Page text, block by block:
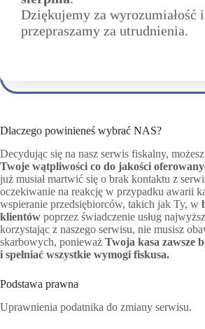
Dziękujemy za wyrozumiałość i
przepraszamy za utrudnienia.
Zawiadomienie podatnika o
Dlaczego powinieneś wybrać NAS?
Decydując się na nasz serwis fiskalny,
Twoje wątpliwości co do jakości
już musiał martwić się o brak kontaktu z
oczekiwanie na reakcję w przypadku awarii
wspieranie przedsiębiorców, takich jak Ty, w
klientów poprzez świadczenie usług
korzystając z naszego serwisu, nie musisz
skarbowych, ponieważ Twoja kasa zawsze
i spełniać wszystkie wymogi fiskusa.
Podstawa prawna
Uprawnienia podatnika do zmiany serwisu.